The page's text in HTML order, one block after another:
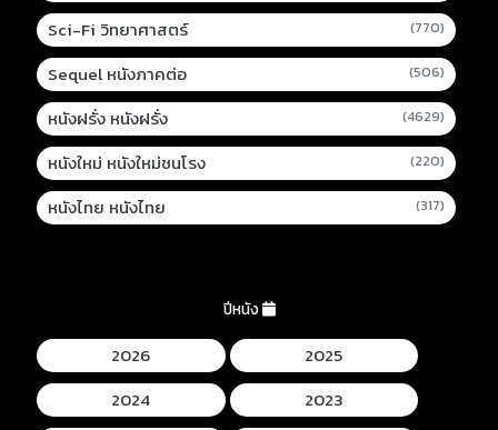
Sci-Fi วิทยาศาสตร์ (770)
Sequel หนังภาคต่อ (506)
หนังฝรั่ง หนังฝรั่ง (4629)
หนังใหม่ หนังใหม่ชนโรง (220)
หนังไทย หนังไทย (317)
ปีหนัง
2026
2025
2024
2023